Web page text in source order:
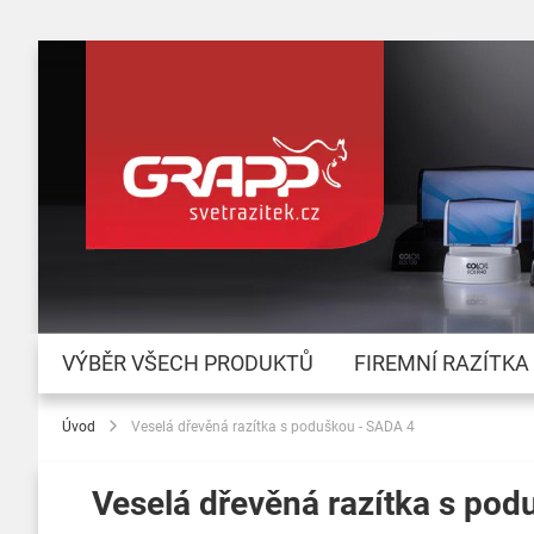
VÝBĚR VŠECH PRODUKTŮ FIREMNÍ RAZÍTKA
Úvod Veselá dřevěná razítka s poduškou - SADA 4
Veselá dřevěná razítka s